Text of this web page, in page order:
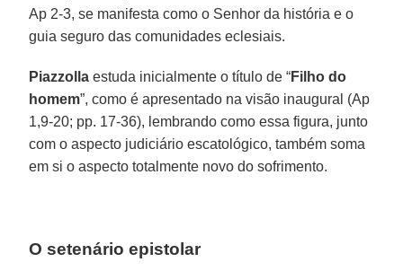
Ap 2-3, se manifesta como o Senhor da história e o
guia seguro das comunidades eclesiais.
Piazzolla estuda inicialmente o título de “Filho do
homem”, como é apresentado na visão inaugural (Ap
1,9-20; pp. 17-36), lembrando como essa figura, junto
com o aspecto judiciário escatológico, também soma
em si o aspecto totalmente novo do sofrimento.
O setenário epistolar